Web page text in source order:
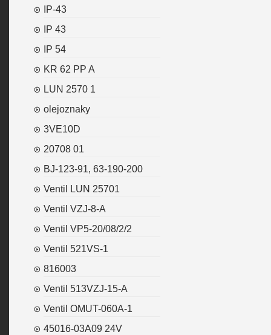
IP-43
IP 43
IP 54
KR 62 PP A
LUN 2570 1
olejoznaky
3VE10D
20708 01
BJ-123-91, 63-190-200
Ventil LUN 25701
Ventil VZJ-8-A
Ventil VP5-20/08/2/2
Ventil 521VS-1
816003
Ventil 513VZJ-15-A
Ventil OMUT-060A-1
45016-03A09 24V